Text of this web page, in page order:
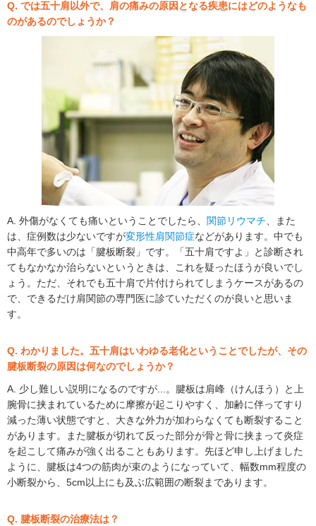
Q. では五十肩以外で、肩の痛みの原因となる疾患にはどのようなも
のがあるのでしょうか？
A. 外傷がなくても痛いということでしたら、 関節リウマチ 、また
は、症例数は少ないですが変形性肩関節症などがあります。中でも
中高年で多いのは「腱板断裂」です。「五十肩ですよ」と診断され
てもなかなか治らないというときは、これを疑ったほうが良いでし
ょう。ただ、それでも五十肩で片付けられてしまうケースがあるの
で、できるだけ肩関節の専門医に診ていただくのが良いと思いま
す。
Q. わかりました。五十肩はいわゆる老化ということでしたが、その
腱板断裂の原因は何なのでしょうか？
A. 少し難しい説明になるのですが...。腱板は肩峰（けんほう）と上
腕骨に挟まれているために摩擦が起こりやすく、加齢に伴ってすり
減った薄い状態ですと、大きな外力が加わらなくても断裂すること
があります。また腱板が切れて反った部分が骨と骨に挟まって炎症
を起こして痛みが強く出ることもあります。先ほど申し上げました
ように、腱板は4つの筋肉が束のようになっていて、幅数mm程度の
小断裂から、5cm以上にも及ぶ広範囲の断裂まであります。
Q. 腱板断裂の治療法は？